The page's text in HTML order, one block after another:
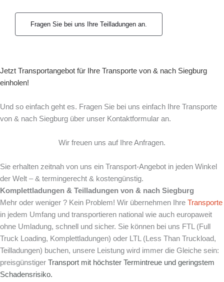
Fragen Sie bei uns Ihre Teilladungen an.
Jetzt Transportangebot für Ihre Transporte von & nach Siegburg
einholen!
Und so einfach geht es. Fragen Sie bei uns einfach Ihre Transporte
von & nach Siegburg über unser Kontaktformular an.
Wir freuen uns auf Ihre Anfragen.
Sie erhalten zeitnah von uns ein Transport-Angebot in jeden Winkel
der Welt – & termingerecht & kostengünstig.
Komplettladungen & Teilladungen von & nach Siegburg
Mehr oder weniger ? Kein Problem! Wir übernehmen Ihre Transporte
in jedem Umfang und transportieren national wie auch europaweit
ohne Umladung, schnell und sicher. Sie können bei uns FTL (Full
Truck Loading, Komplettladungen) oder LTL (Less Than Truckload,
Teilladungen) buchen, unsere Leistung wird immer die Gleiche sein:
preisgünstiger Transport mit höchster Termintreue und geringstem
Schadensrisiko.